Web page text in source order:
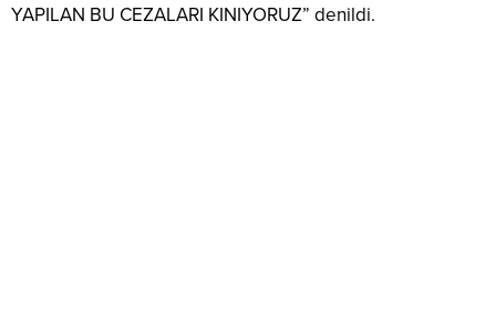
YAPILAN BU CEZALARI KINIYORUZ” denildi.